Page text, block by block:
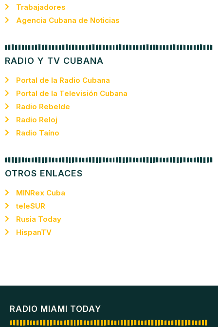
Trabajadores
Agencia Cubana de Noticias
RADIO Y TV CUBANA
Portal de la Radio Cubana
Portal de la Televisión Cubana
Radio Rebelde
Radio Reloj
Radio Taíno
OTROS ENLACES
MINRex Cuba
teleSUR
Rusia Today
HispanTV
RADIO MIAMI TODAY